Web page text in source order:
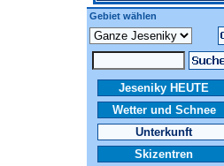
Gebiet wählen
Jeseniky HEUTE
Wetter und Schnee
Unterkunft
Skizentren